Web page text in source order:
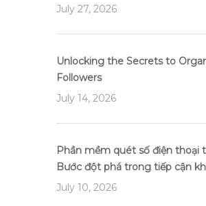
July 27, 2026
Unlocking the Secrets to
Followers
July 14, 2026
Phần mềm quét số điện thoại
Bước đột phá trong tiếp cận
July 10, 2026